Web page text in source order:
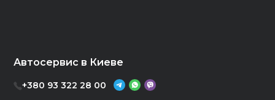
Автосервис в Киеве
+380 93 322 28 00